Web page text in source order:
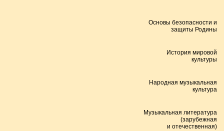
Основы безопасности и
защиты Родины
История мировой
культуры
Народная музыкальная
культура
Музыкальная литература
(зарубежная
и отечественная)